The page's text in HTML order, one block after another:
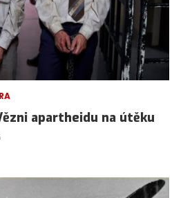
apartheidu na útěku